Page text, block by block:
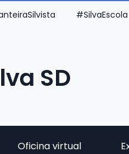
#SilvaEscola
SD
Oficina virtual